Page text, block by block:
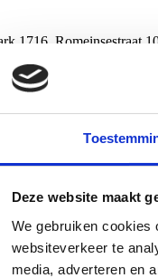
Deze website maakt
We gebruiken cookies
websiteverkeer te
media, adverteren en
1716, Romeinsestraat